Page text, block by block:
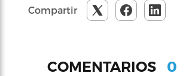
Compartir
COMENTARIOS 0